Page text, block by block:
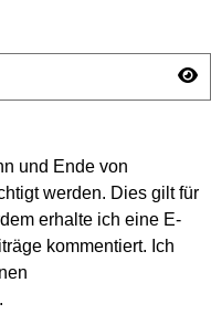
und Ende von
werden. Dies gilt für
erhalte ich eine E-
kommentiert. Ich